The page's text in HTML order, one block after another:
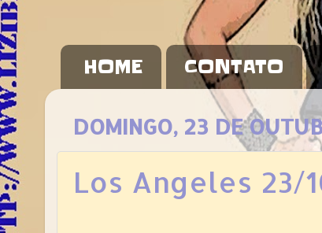
HOME CONTATO
DOMINGO, 23 DE
Los Angeles 23/